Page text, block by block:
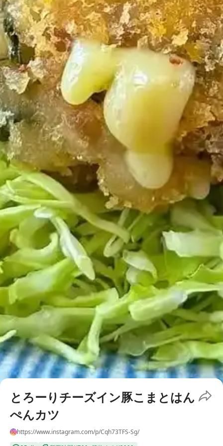
とろーりチーズイン豚こまとはん
ぺんカツ
https://www.instagram.com/p/Cqh73TFS-Sg/